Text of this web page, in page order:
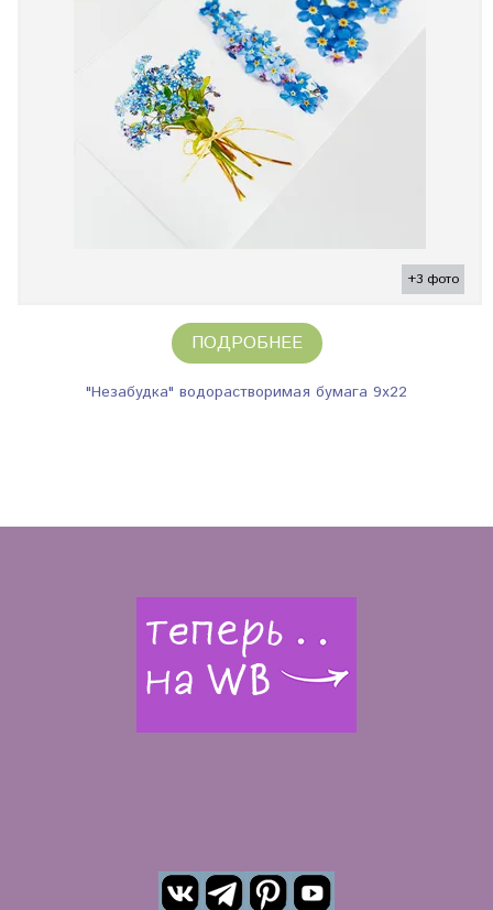
+3 фото
ПОДРОБНЕЕ
"Незабудка" водорастворимая бумага 9х22